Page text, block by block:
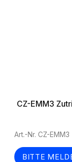
CZ-EMM3
Art.-Nr. CZ-EMM3
BITTE